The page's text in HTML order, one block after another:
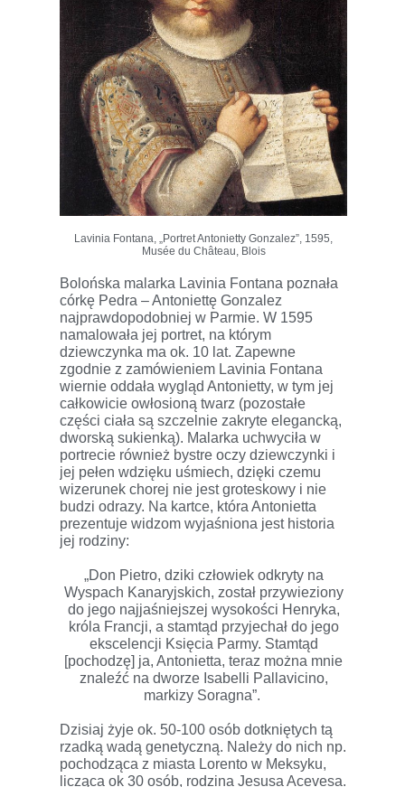
Lavinia Fontana, „Portret Antonietty Gonzalez”, 1595,
Musée du Château, Blois
Bolońska malarka Lavinia Fontana poznała
córkę Pedra – Antoniettę Gonzalez
najprawdopodobniej w Parmie. W 1595
namalowała jej portret, na którym
dziewczynka ma ok. 10 lat. Zapewne
zgodnie z zamówieniem Lavinia Fontana
wiernie oddała wygląd Antonietty, w tym jej
całkowicie owłosioną twarz (pozostałe
części ciała są szczelnie zakryte elegancką,
dworską sukienką). Malarka uchwyciła w
portrecie również bystre oczy dziewczynki i
jej pełen wdzięku uśmiech, dzięki czemu
wizerunek chorej nie jest groteskowy i nie
budzi odrazy. Na kartce, która Antonietta
prezentuje widzom wyjaśniona jest historia
jej rodziny:
„Don Pietro, dziki człowiek odkryty na
Wyspach Kanaryjskich, został przywieziony
do jego najjaśniejszej wysokości Henryka,
króla Francji, a stamtąd przyjechał do jego
ekscelencji Księcia Parmy. Stamtąd
[pochodzę] ja, Antonietta, teraz można mnie
znaleźć na dworze Isabelli Pallavicino,
markizy Soragna”.
Dzisiaj żyje ok. 50-100 osób dotkniętych tą
rzadką wadą genetyczną. Należy do nich np.
pochodząca z miasta Lorento w Meksyku,
licząca ok 30 osób, rodzina Jesusa Acevesa.